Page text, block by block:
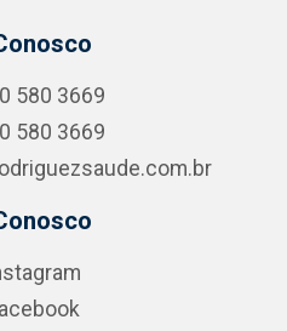
580 3669
580 3669